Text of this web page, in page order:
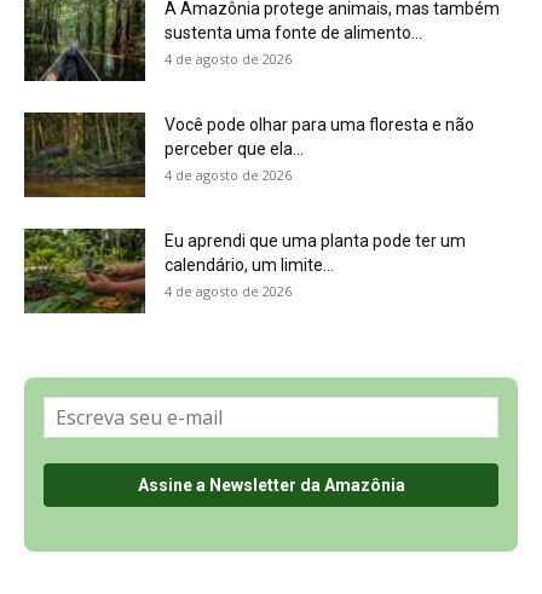
Política de Privacidade, LGPD e RGPD
Últimas Notícias
🌎 Español
©